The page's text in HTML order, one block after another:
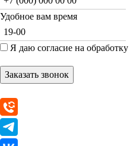
Удобное вам время
Я даю согласие на обработку
Заказать звонок